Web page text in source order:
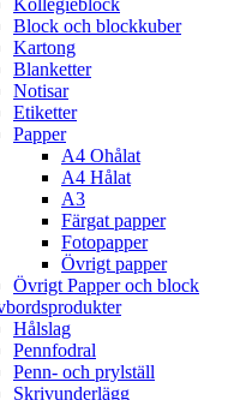
Kollegieblock
Block och blockkuber
Kartong
Blanketter
Notisar
Etiketter
Papper
A4 Ohålat
A4 Hålat
A3
Färgat papper
Fotopapper
Övrigt papper
Övrigt Papper och block
Hålslag
Pennfodral
Penn- och prylställ
Skrivunderlägg